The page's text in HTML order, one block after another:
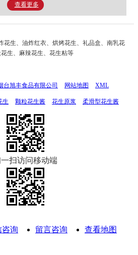
查看更多
花生、油炸红衣、烘烤花生、礼品盒、南乳花
生、麻辣花生、花生粘等
台旭丰食品有限公司 网站地图 XML
生 颗粒花生酱 花生原浆 柔滑型花生酱
扫访问移动端
咨询 留言咨询 查看地图